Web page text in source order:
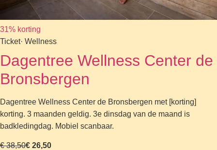
31% korting
Ticket· Wellness
Dagentree Wellness Center de
Bronsbergen
Dagentree Wellness Center de Bronsbergen met [korting]
korting. 3 maanden geldig. 3e dinsdag van de maand is
badkledingdag. Mobiel scanbaar.
€ 38,50€ 26,50